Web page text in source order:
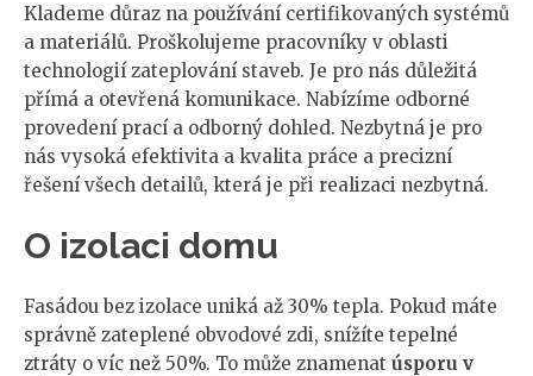
Klademe důraz na používání certifikovaných systémů
a materiálů. Proškolujeme pracovníky v oblasti
technologií zateplování staveb. Je pro nás důležitá
přímá a otevřená komunikace. Nabízíme odborné
provedení prací a odborný dohled. Nezbytná je pro
nás vysoká efektivita a kvalita práce a precizní
řešení všech detailů, která je při realizaci nezbytná.
O izolaci domu
Fasádou bez izolace uniká až 30% tepla. Pokud máte
správně zateplené obvodové zdi, snížíte tepelné
ztráty o víc než 50%. To může znamenat úsporu v